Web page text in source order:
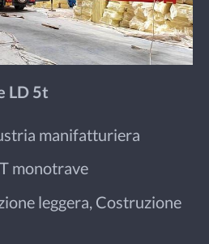
LD 5t
manifatturiera
monotrave
leggera, Costruzione